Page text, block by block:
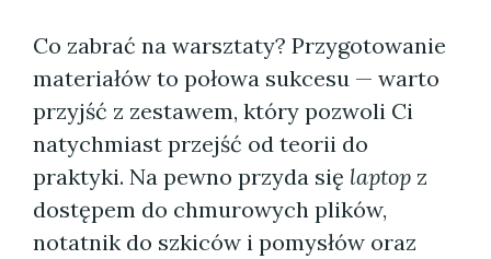
Co zabrać na warsztaty? Przygotowanie
materiałów to połowa sukcesu — warto
przyjść z zestawem, który pozwoli Ci
natychmiast przejść od teorii do
praktyki. Na pewno przyda się laptop z
dostępem do chmurowych plików,
notatnik do szkiców i pomysłów oraz